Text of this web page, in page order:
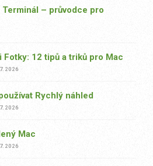
Terminál – průvodce pro
Fotky: 12 tipů a triků pro Mac
Rychlý náhled
Mac